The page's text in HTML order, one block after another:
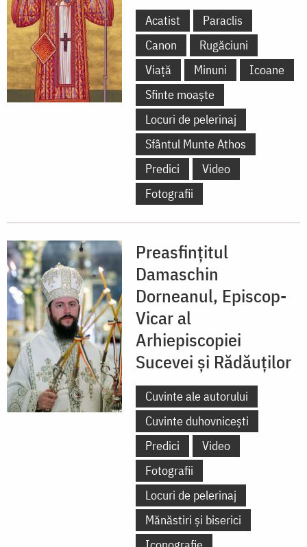
Acatist
Paraclis
Canon
Rugăciuni
Viață
Minuni
Icoane
Sfinte moaște
Locuri de pelerinaj
Sfântul Munte Athos
Predici
Video
Fotografii
Preasfințitul
Damaschin
Dorneanul, Episcop-
Vicar al
Arhiepiscopiei
Sucevei și Rădăuților
Cuvinte ale autorului
Cuvinte duhovnicești
Predici
Video
Fotografii
Locuri de pelerinaj
Mănăstiri și biserici